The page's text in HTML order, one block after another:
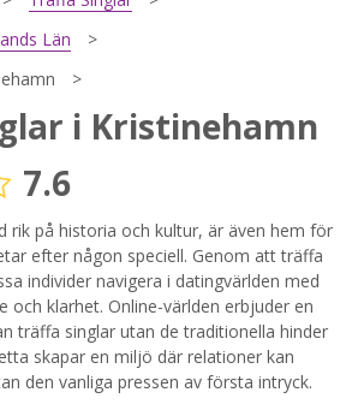
Steg
mailadress?
godkänner jagVillkorenoch
. Jag godkänner att ta emot information och
från hemsidans operatörer. Jag kan dra
när jag vill.
STARTA NU!
Län
i Kristinehamn
7.6
rik på historia och kultur, är även hem för
efter någon speciell. Genom att träffa
individer navigera i datingvärlden med
och klarhet. Online-världen erbjuder en
träffa singlar utan de traditionella hinder
skapar en miljö där relationer kan
den vanliga pressen av första intryck.